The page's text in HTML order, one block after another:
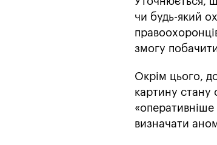
чи будь-який
змогу
Окрім цього,
картину стану
визначати